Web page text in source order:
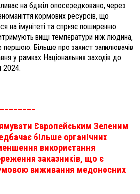
на бджіл опосередковано, через
кормових ресурсів, що
на імунітеті та сприяє поширенню
вищі температури ніж людина,
Більше про захист запилювачів
у рамках Національних заходів до
2024.
Європейським Зеленим
більше органічних
використання
заказників, що є
виживання медоносних